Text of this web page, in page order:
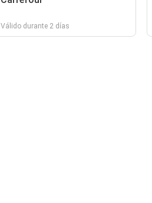
Válido durante 2 días